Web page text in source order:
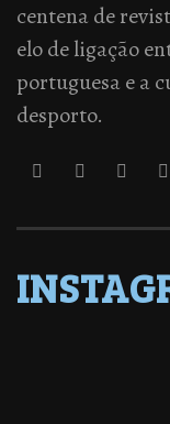
centena de
elo de ligação
portuguesa e a
desporto.